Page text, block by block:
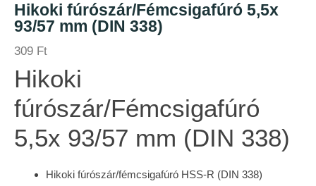
Hikoki fúrószár/Fémcsigafúró 5,5x
93/57 mm (DIN 338)
309 Ft
Hikoki
fúrószár/Fémcsigafúró
5,5x 93/57 mm (DIN 338)
Hikoki fúrószár/fémcsigafúró HSS-R (DIN 338)